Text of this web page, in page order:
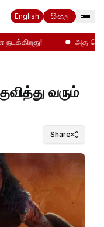
English සිංහල
அத
Share